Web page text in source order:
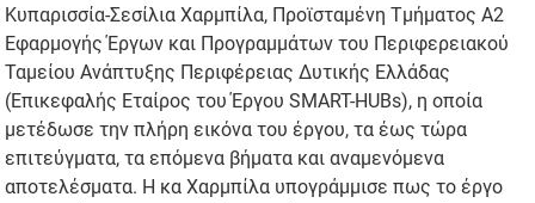
Κυπαρισσία-Σεσίλια Χαρμπίλα, Προϊσταμένη Τμήματος Α2
Εφαρμογής Έργων και Προγραμμάτων του Περιφερειακού
Ταμείου Ανάπτυξης Περιφέρειας Δυτικής Ελλάδας
(Επικεφαλής Εταίρος του Έργου SMART-HUBs), η οποία
μετέδωσε την πλήρη εικόνα του έργου, τα έως τώρα
επιτεύγματα, τα επόμενα βήματα και αναμενόμενα
αποτελέσματα. Η κα Χαρμπίλα υπογράμμισε πως το έργο